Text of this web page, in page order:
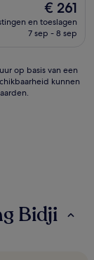
De
prijs
is
€ 261
en toeslagen
7 sep - 8 sep
op basis van een
kunnen
Bidji